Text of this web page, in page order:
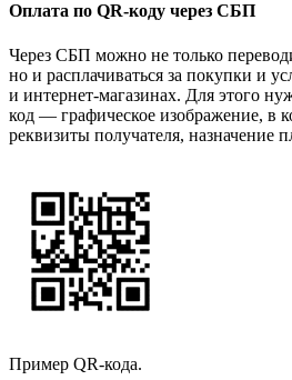
Оплата по QR-коду через СБП
Через СБП можно не только
но и расплачиваться за покупки и
и интернет-магазинах. Для этого
код — графическое изображение, в
реквизиты получателя, назначение
Пример QR-кода.